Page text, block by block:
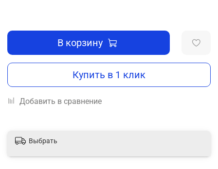
В корзину
Купить в 1 клик
Добавить в сравнение
Выбрать